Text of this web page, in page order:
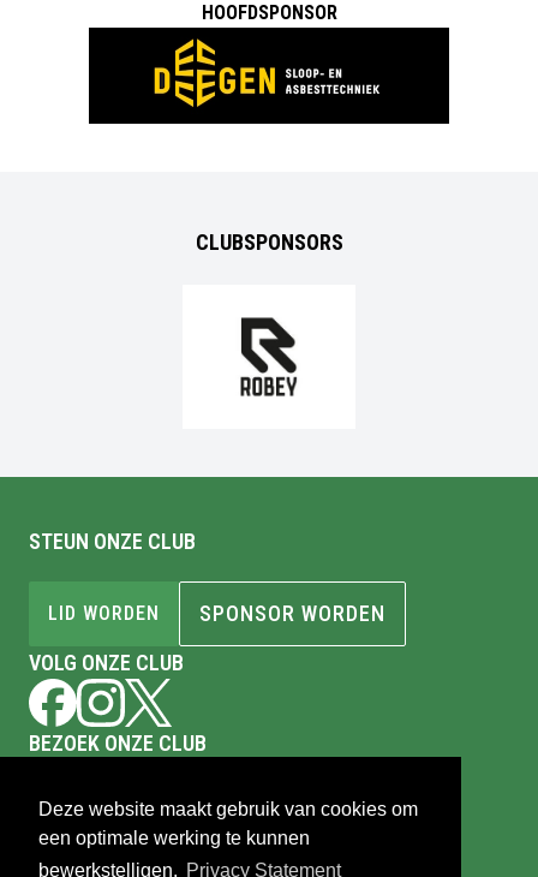
Deze website maakt gebruik van cookies om
een optimale werking te kunnen
bewerkstelligen. Privacy Statement
HOOFDSPONSOR
CLUBSPONSORS
STEUN ONZE CLUB
LID WORDEN
SPONSOR WORDEN
VOLG ONZE CLUB
BEZOEK ONZE CLUB
Cornelis Dirkszoonlaan 342
1141XS Monnickendam
Tel.0299-651291